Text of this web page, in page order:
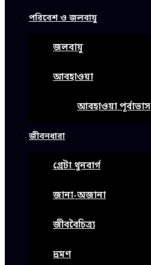
পরিবেশ ও জলবায়ু
জলবায়ু
আবহাওয়া
আবহাওয়া পূর্বাভাস
জীবনধারা
গ্রেটা থুনবার্গ
জানা-অজানা
জীববৈচিত্র্য
ভ্রমণ